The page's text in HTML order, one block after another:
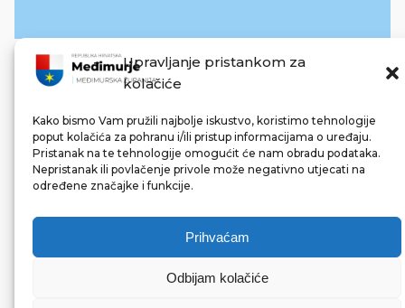
Upravljanje pristankom za
kolačiće
Kako bismo Vam pružili najbolje iskustvo, koristimo tehnologije
poput kolačića za pohranu i/ili pristup informacijama o uređaju.
Pristanak na te tehnologije omogućit će nam obradu podataka.
Nepristanak ili povlačenje privole može negativno utjecati na
određene značajke i funkcije.
Prihvaćam
Odbijam kolačiće
REPUBLIKA HRVATSKA
© 2022 Međimurska županija. Sva prava pridržana.